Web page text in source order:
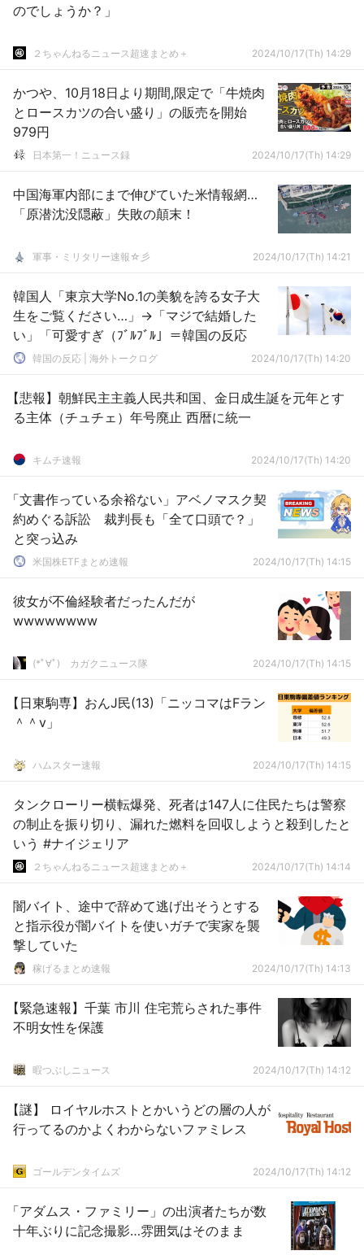
のでしょうか？」
２ちゃんねるニュース超速まとめ＋ 2024/10/17(Th) 14:29
かつや、10月18日より期間,限定で「牛焼肉
とロースカツの合い盛り」の販売を開始
979円
日本第一！ニュース録 2024/10/17(Th) 14:29
中国海軍内部にまで伸びていた米情報網…
「原潜沈没隠蔽」失敗の顛末！
軍事・ミリタリー速報☆彡 2024/10/17(Th) 14:21
韓国人「東京大学No.1の美貌を誇る女子大
生をご覧ください…」→「マジで結婚した
い」「可愛すぎ（ﾌﾞﾙﾌﾞﾙ」＝韓国の反応
韓国の反応 | 海外トークログ 2024/10/17(Th) 14:20
【悲報】朝鮮民主主義人民共和国、金日成生誕を元年とす
る主体（チュチェ）年号廃止 西暦に統一
キムチ速報 2024/10/17(Th) 14:20
「文書作っている余裕ない」アベノマスク契
約めぐる訴訟 裁判長も「全て口頭で？」
と突っ込み
米国株ETFまとめ速報 2024/10/17(Th) 14:15
彼女が不倫経験者だったんだが
wwwwwwww
(*ﾟ∀ﾟ)ゞカガクニュース隊 2024/10/17(Th) 14:15
【日東駒専】おんJ民(13)「ニッコマはFラン
＾＾v」
ハムスター速報 2024/10/17(Th) 14:15
タンクローリー横転爆発、死者は147人に住民たちは警察
の制止を振り切り、漏れた燃料を回収しようと殺到したと
いう #ナイジェリア
２ちゃんねるニュース超速まとめ＋ 2024/10/17(Th) 14:14
闇バイト、途中で辞めて逃げ出そうとする
と指示役が闇バイトを使いガチで実家を襲
撃していた
稼げるまとめ速報 2024/10/17(Th) 14:13
【緊急速報】千葉 市川 住宅荒らされた事件
不明女性を保護
暇つぶしニュース 2024/10/17(Th) 14:12
【謎】 ロイヤルホストとかいうどの層の人が
行ってるのかよくわからないファミレス
ゴールデンタイムズ 2024/10/17(Th) 14:12
「アダムス・ファミリー」の出演者たちが数
十年ぶりに記念撮影…雰囲気はそのまま